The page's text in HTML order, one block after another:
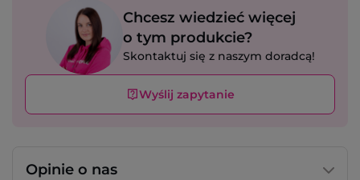
Chcesz wiedzieć więcej
o tym produkcie?
Skontaktuj się z naszym doradcą!
Wyślij zapytanie
Opinie o nas